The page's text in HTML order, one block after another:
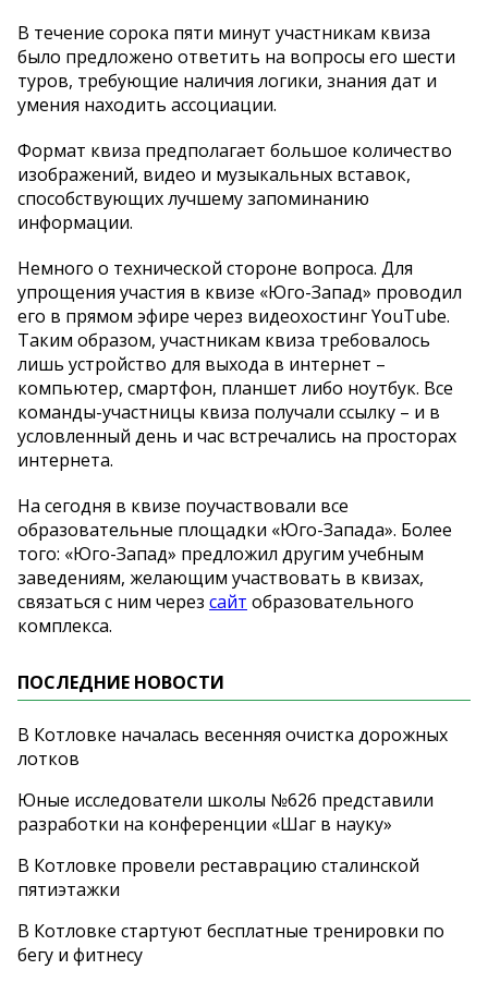
В течение сорока пяти минут участникам квиза
было предложено ответить на вопросы его шести
туров, требующие наличия логики, знания дат и
умения находить ассоциации.
Формат квиза предполагает большое количество
изображений, видео и музыкальных вставок,
способствующих лучшему запоминанию
информации.
Немного о технической стороне вопроса. Для
упрощения участия в квизе «Юго-Запад» проводил
его в прямом эфире через видеохостинг YouTube.
Таким образом, участникам квиза требовалось
лишь устройство для выхода в интернет –
компьютер, смартфон, планшет либо ноутбук. Все
команды-участницы квиза получали ссылку – и в
условленный день и час встречались на просторах
интернета.
На сегодня в квизе поучаствовали все
образовательные площадки «Юго-Запада». Более
того: «Юго-Запад» предложил другим учебным
заведениям, желающим участвовать в квизах,
связаться с ним через сайт образовательного
комплекса.
ПОСЛЕДНИЕ НОВОСТИ
В Котловке началась весенняя очистка дорожных
лотков
Юные исследователи школы №626 представили
разработки на конференции «Шаг в науку»
В Котловке провели реставрацию сталинской
пятиэтажки
В Котловке стартуют бесплатные тренировки по
бегу и фитнесу